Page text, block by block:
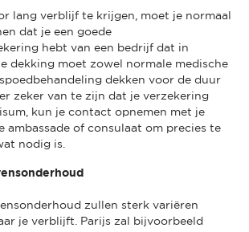
lang verblijf te krijgen, moet je normaal
dat je een goede
hebt van een bedrijf dat in
dekking moet zowel normale medische
dekken voor de duur
zeker van te zijn dat je verzekering
kun je contact opnemen met je
ambassade of consulaat om precies te
nodig is.
zullen sterk variëren
je verblijft. Parijs zal bijvoorbeeld